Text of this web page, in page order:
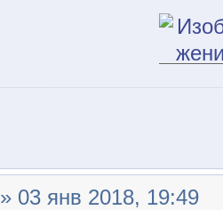
» 03 янв 2018, 19:49